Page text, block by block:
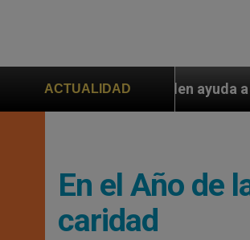
ACTUALIDAD
ayuda a Marco Rubio ante
En el Año de
caridad